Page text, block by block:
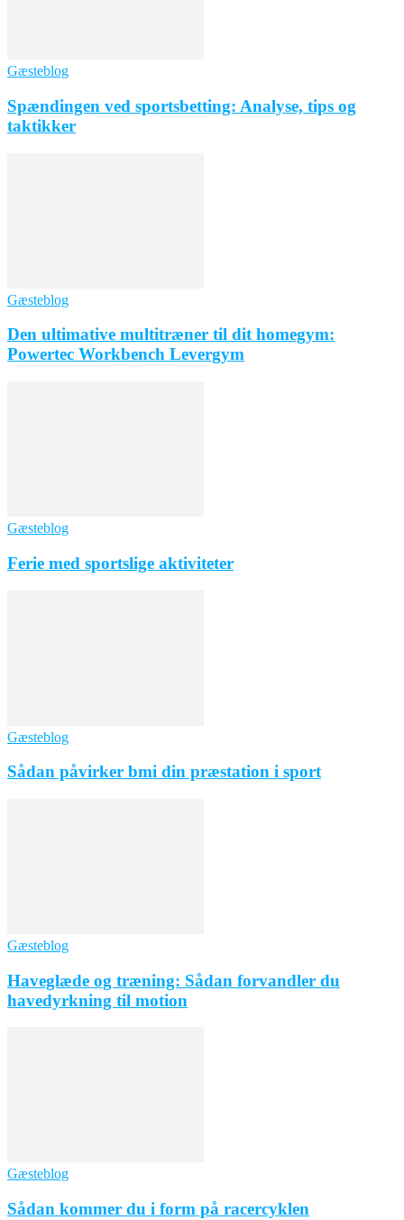
Gæsteblog
Spændingen ved sportsbetting: Analyse, tips og
taktikker
Gæsteblog
Den ultimative multitræner til dit homegym:
Powertec Workbench Levergym
Gæsteblog
Ferie med sportslige aktiviteter
Gæsteblog
Sådan påvirker bmi din præstation i sport
Gæsteblog
Haveglæde og træning: Sådan forvandler du
havedyrkning til motion
Gæsteblog
Sådan kommer du i form på racercyklen